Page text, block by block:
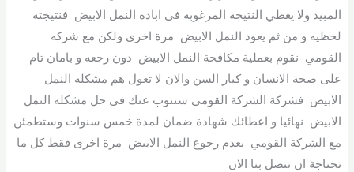
المبيد ولا يعطي النتيجة المرغوبه فى ابادة النمل الابيض فنتيجته
لحظيه و من ثم يعود النمل الابيض مرة اخرى ولكن مع شركه
القومي نقوم بعملية مكافحة النمل الابيض دون رجعه و بامان تام
على صحة الانسان و كبار السن والان لا تعول هم مشكله النمل
الابيض فشركة الشركة القومي ستنوب عنك فى حل مشكله النمل
الابيض نهائيا و اعطائك شهادة ضمان لمدة خمس سنوات وستطمئن
مع الشركة القومي بعدم رجوع النمل الابيض مرة اخرى فقط كل ما
تحتاجة ان تتصل بنا الان